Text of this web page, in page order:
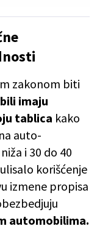
zakonom biti
imaju
tablica kako
auto-
i 30 do 40
korišćenje
izmene propisa
automobilima.